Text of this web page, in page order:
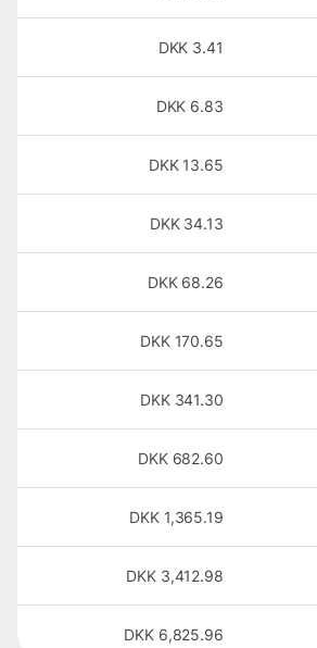
3.41
DKK
6.83
DKK
13.65
DKK
34.13
DKK
68.26
DKK
170.65
DKK
341.30
DKK
682.60
DKK
1,365.19
DKK
3,412.98
DKK
6,825.96
DKK